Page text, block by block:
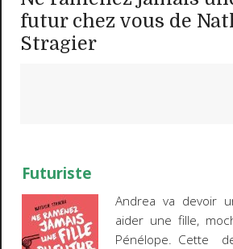
futur chez vous de
Stragier
Futuriste
Andrea va devoir
aider une fille,
Pénélope. Cette